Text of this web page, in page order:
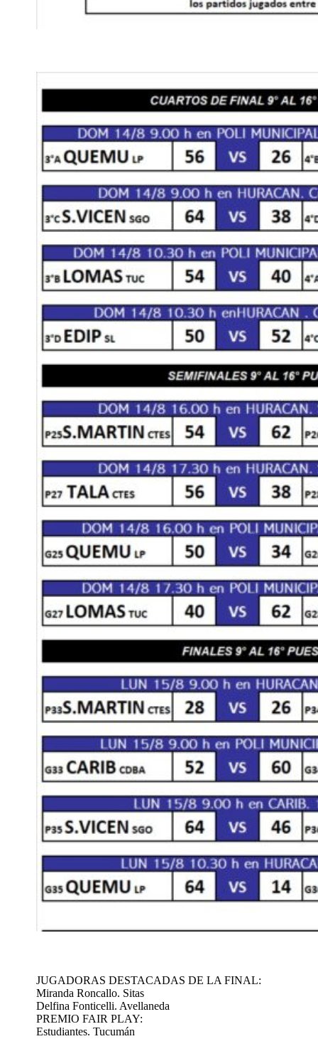
JUGADORAS DESTACADAS DE LA FINAL:
Miranda Roncallo. Sitas
Delfina Fonticelli. Avellaneda
PREMIO FAIR PLAY:
Estudiantes. Tucumán